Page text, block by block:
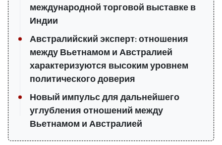
международной торговой выставке в
Индии
Австралийский эксперт: отношения
между Вьетнамом и Австралией
характеризуются высоким уровнем
политического доверия
Новый импульс для дальнейшего
углубления отношений между
Вьетнамом и Австралией